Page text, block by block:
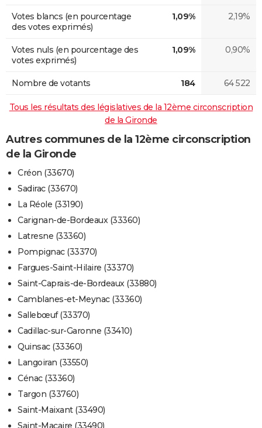
Votes blancs (en pourcentage
des votes exprimés)
1,09% 2,19%
Votes nuls (en pourcentage des
votes exprimés)
1,09% 0,90%
Nombre de votants 184 64 522
Tous les résultats des législatives de la 12ème circonscription
de la Gironde
Autres communes de la 12ème circonscription
de la Gironde
Créon (33670)
Sadirac (33670)
La Réole (33190)
Carignan-de-Bordeaux (33360)
Latresne (33360)
Pompignac (33370)
Fargues-Saint-Hilaire (33370)
Saint-Caprais-de-Bordeaux (33880)
Camblanes-et-Meynac (33360)
Sallebœuf (33370)
Cadillac-sur-Garonne (33410)
Quinsac (33360)
Langoiran (33550)
Cénac (33360)
Targon (33760)
Saint-Maixant (33490)
Saint-Macaire (33490)